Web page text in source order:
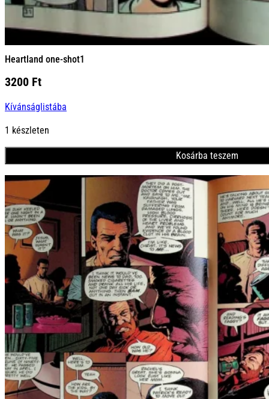
Heartland one-shot1
3200 Ft
Kívánságlistába
1 készleten
Kosárba teszem